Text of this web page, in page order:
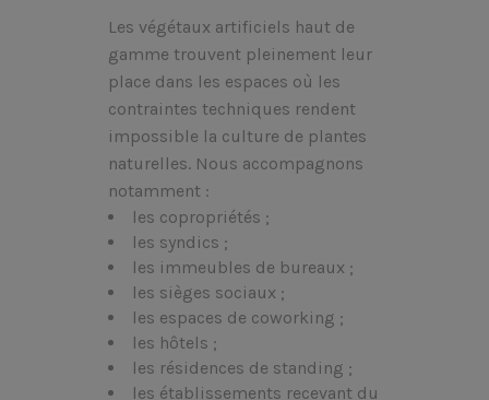
Les végétaux artificiels haut de
gamme trouvent pleinement leur
place dans les espaces où les
contraintes techniques rendent
impossible la culture de plantes
naturelles. Nous accompagnons
notamment :
les copropriétés ;
les syndics ;
les immeubles de bureaux ;
les sièges sociaux ;
les espaces de coworking ;
les hôtels ;
les résidences de standing ;
les établissements recevant du